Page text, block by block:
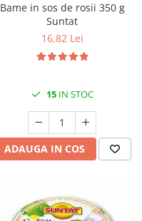
Bame in sos de rosii 350 g
Suntat
16,82 Lei
15IN STOC
ADAUGA IN COS